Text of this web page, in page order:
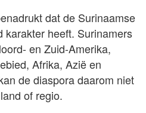
dat de Surinaamse
karakter heeft. Surinamers
en Zuid-Amerika,
Afrika, Azië en
de diaspora daarom niet
of regio.